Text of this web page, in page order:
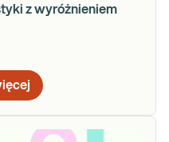
z wyróżnieniem